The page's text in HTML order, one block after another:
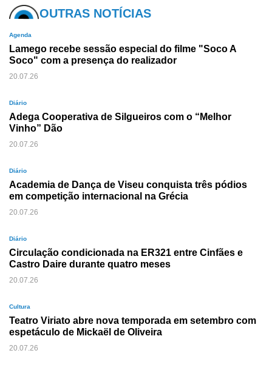
OUTRAS NOTÍCIAS
Agenda
Lamego recebe sessão especial do filme "Soco A
Soco" com a presença do realizador
20.07.26
Diário
Adega Cooperativa de Silgueiros com o “Melhor
Vinho” Dão
20.07.26
Diário
Academia de Dança de Viseu conquista três pódios
em competição internacional na Grécia
20.07.26
Diário
Circulação condicionada na ER321 entre Cinfães e
Castro Daire durante quatro meses
20.07.26
Cultura
Teatro Viriato abre nova temporada em setembro com
espetáculo de Mickaël de Oliveira
20.07.26